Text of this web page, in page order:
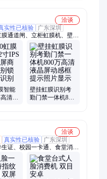
洽谈
实性已核验
广东深圳
通道闸、立柜虹膜机、壁挂
别打卡机、虹膜单机版门
虹膜识别模块、虹膜识别终
虹膜识别认证、虹膜识别密
智能
清液
壁挂虹膜识别考
勤门禁一体机800
洽谈
真实性已核验
广东深圳
证、校园一卡通、食堂消费
食堂人脸消费机、食堂刷卡
刷卡机、水控机、人脸团餐
生证、云消费平台